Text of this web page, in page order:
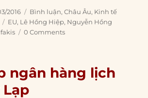
2016 Categories
Bình luận,Châu Âu, Kinh tế
Tags
EU, Lê Hồng Hiệp, Nguyễn Hồng
0 Comments
ngân hàng lịch
Lạp